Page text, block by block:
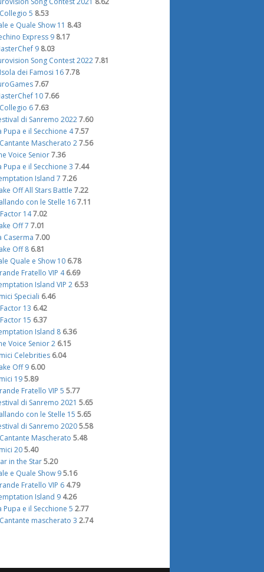
5 8.53
e Quale Show 11 8.43
Express 9 8.17
9 8.03
Song Contest 2022 7.81
dei Famosi 16 7.78
7.67
10 7.66
6 7.63
di Sanremo 2022 7.60
Pupa e il Secchione 47.57
Mascherato 2 7.56
Voice Senior 7.36
Pupa e il Secchione 3 7.44
Island 7 7.26
Off All Stars Battle 7.22
con le Stelle 16 7.11
147.02
Off 7 7.01
Caserma 7.00
Off 8 6.81
Quale e Show 10 6.78
Fratello VIP 4 6.69
Island VIP 2 6.53
Speciali 6.46
13 6.42
15 6.37
Island 8 6.36
Voice Senior 2 6.15
Celebrities 6.04
Off 9 6.00
19 5.89
Fratello VIP 5 5.77
di Sanremo 2021 5.65
con le Stelle 15 5.65
di Sanremo 2020 5.58
Mascherato 5.48
20 5.40
in the Star 5.20
e Quale Show 9 5.16
Fratello VIP 6 4.79
Island 9 4.26
Pupa e il Secchione 5 2.77
mascherato 3 2.74